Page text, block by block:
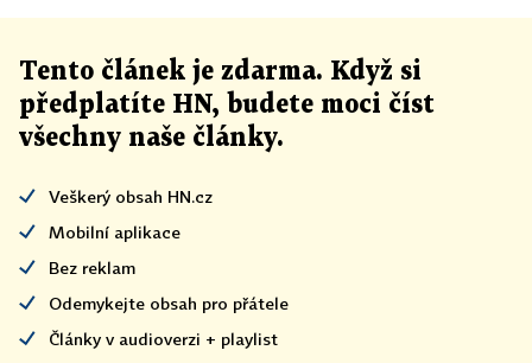
Tento článek je zdarma. Když si
předplatíte HN, budete moci číst
všechny naše články.
Veškerý obsah HN.cz
Mobilní aplikace
Bez reklam
Odemykejte obsah pro přátele
Články v audioverzi + playlist